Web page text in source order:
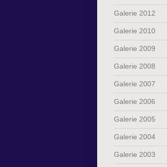
Galerie 2012
Galerie 2010
Galerie 2009
Galerie 2008
Galerie 2007
Galerie 2006
Galerie 2005
Galerie 2004
Galerie 2003